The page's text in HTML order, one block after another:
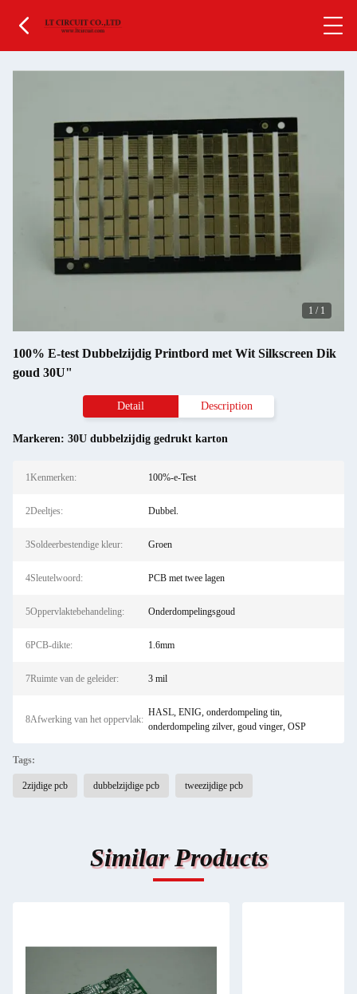
1 / 1
100% E-test Dubbelzijdig Printbord met Wit Silkscreen Dik
goud 30U"
Detail Description
Markeren: 30U dubbelzijdig gedrukt karton
1Kenmerken: 100%-e-Test
2Deeltjes: Dubbel.
3Soldeerbestendige kleur: Groen
4Sleutelwoord: PCB met twee lagen
5Oppervlaktebehandeling: Onderdompelingsgoud
6PCB-dikte: 1.6mm
7Ruimte van de geleider: 3 mil
8Afwerking van het oppervlak:
HASL, ENIG, onderdompeling tin,
onderdompeling zilver, goud vinger, OSP
Tags:
2zijdige pcb dubbelzijdige pcb tweezijdige pcb
Similar Products